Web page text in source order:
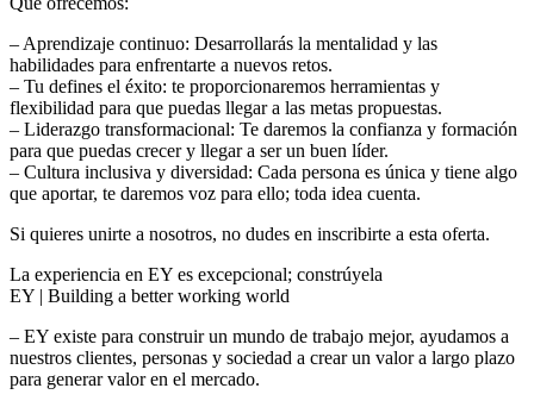
– Aprendizaje continuo: Desarrollarás la mentalidad y las
habilidades para enfrentarte a nuevos retos.
– Tu defines el éxito: te proporcionaremos herramientas y
flexibilidad para que puedas llegar a las metas propuestas.
– Liderazgo transformacional: Te daremos la confianza y formación
para que puedas crecer y llegar a ser un buen líder.
– Cultura inclusiva y diversidad: Cada persona es única y tiene algo
que aportar, te daremos voz para ello; toda idea cuenta.
Si quieres unirte a nosotros, no dudes en inscribirte a esta oferta.
La experiencia en EY es excepcional; constrúyela
EY | Building a better working world
– EY existe para construir un mundo de trabajo mejor, ayudamos a
nuestros clientes, personas y sociedad a crear un valor a largo plazo
para generar valor en el mercado.